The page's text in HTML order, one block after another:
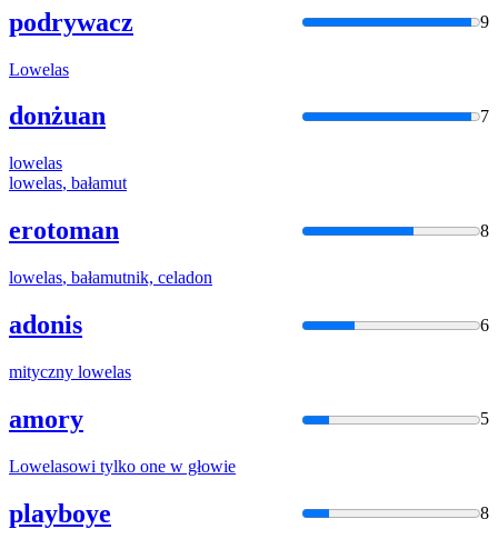
podrywacz 9
Lowelas
donżuan 7
lowelas
lowelas, bałamut
erotoman 8
lowelas, bałamutnik, celadon
adonis 6
mityczny lowelas
amory 5
Lowelasowi tylko one w głowie
playboye 8